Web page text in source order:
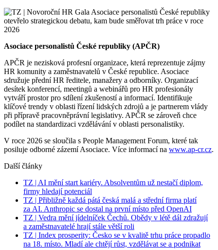
Asociace personalistů České republiky (APČR)
APČR je nezisková profesní organizace, která reprezentuje zájmy
HR komunity a zaměstnavatelů v České republice. Asociace
sdružuje přední HR ředitele, manažery a odborníky. Organizací
desítek konferencí, meetingů a webinářů pro HR profesionály
vytváří prostor pro sdílení zkušeností a informací. Identifikuje
klíčové trendy v oblasti řízení lidských zdrojů a je partnerem vlády
při přípravě pracovněprávní legislativy. APČR se zároveň chce
podílet na standardizaci vzdělávání v oblasti personalistiky.
V roce 2026 se sloučila s People Management Forum, které tak
posiluje odborné zázemí Asociace. Více informací na www.ap-cr.cz.
Další články
TZ | AI mění start kariéry. Absolventům už nestačí diplom,
firmy hledají potenciál
TZ | Přibližně každá pátá česká malá a střední firma platí
za AI. Anthropic se dostal na první místo před OpenAI
TZ | Vedra mění jídelníček Čechů. Obědy v létě dál zdražují
a zaměstnavatelé hrají stále větší roli
TZ | Index prosperity: Česko se v kvalitě trhu práce propadlo
na 18. místo. Mladí ale chtějí růst, vzdělávat se a podnikat